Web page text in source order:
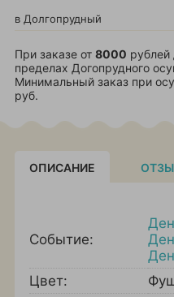
в Долгопрудный
При заказе от 8000 рублей
пределах Догопрудного
Минимальный заказ при
руб.
ОПИСАНИЕ
Событие:
Цвет: